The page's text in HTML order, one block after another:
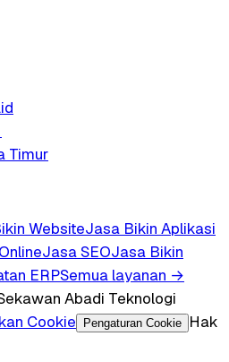
Timur
WebsiteJasa Bikin Aplikasi
Jasa SEOJasa Bikin
ERPSemua layanan →
Abadi Teknologi
Cookie Pengaturan Cookie
Hak